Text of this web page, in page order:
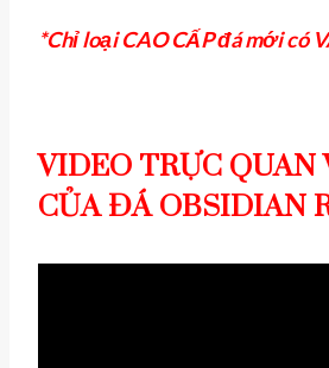
*Chỉ loại CAO CẤP đá mới có
VIDEO TRỰC QUAN
CỦA ĐÁ OBSIDIAN